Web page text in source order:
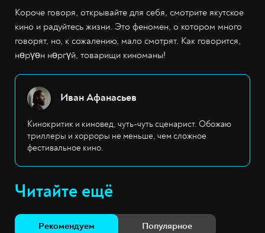
Короче говоря, открывайте для себя, смотрите якутское
кино и радуйтесь жизни. Это феномен, о котором много
говорят, но, к сожалению, мало смотрят. Как говорится,
нөрүөн нөргүй, товарищи киноманы!
Иван Афанасьев
Кинокритик и киновед, чуть-чуть сценарист. Обожаю
триллеры и хорроры не меньше, чем сложное
фестивальное кино.
Читайте ещё
Рекомендуем Популярное